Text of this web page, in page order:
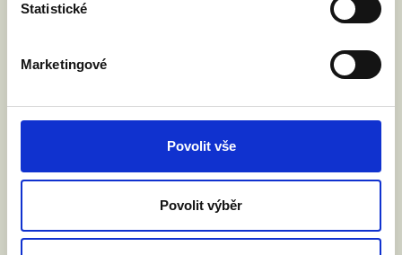
Statistické
Marketingové
Povolit vše
Povolit výběr